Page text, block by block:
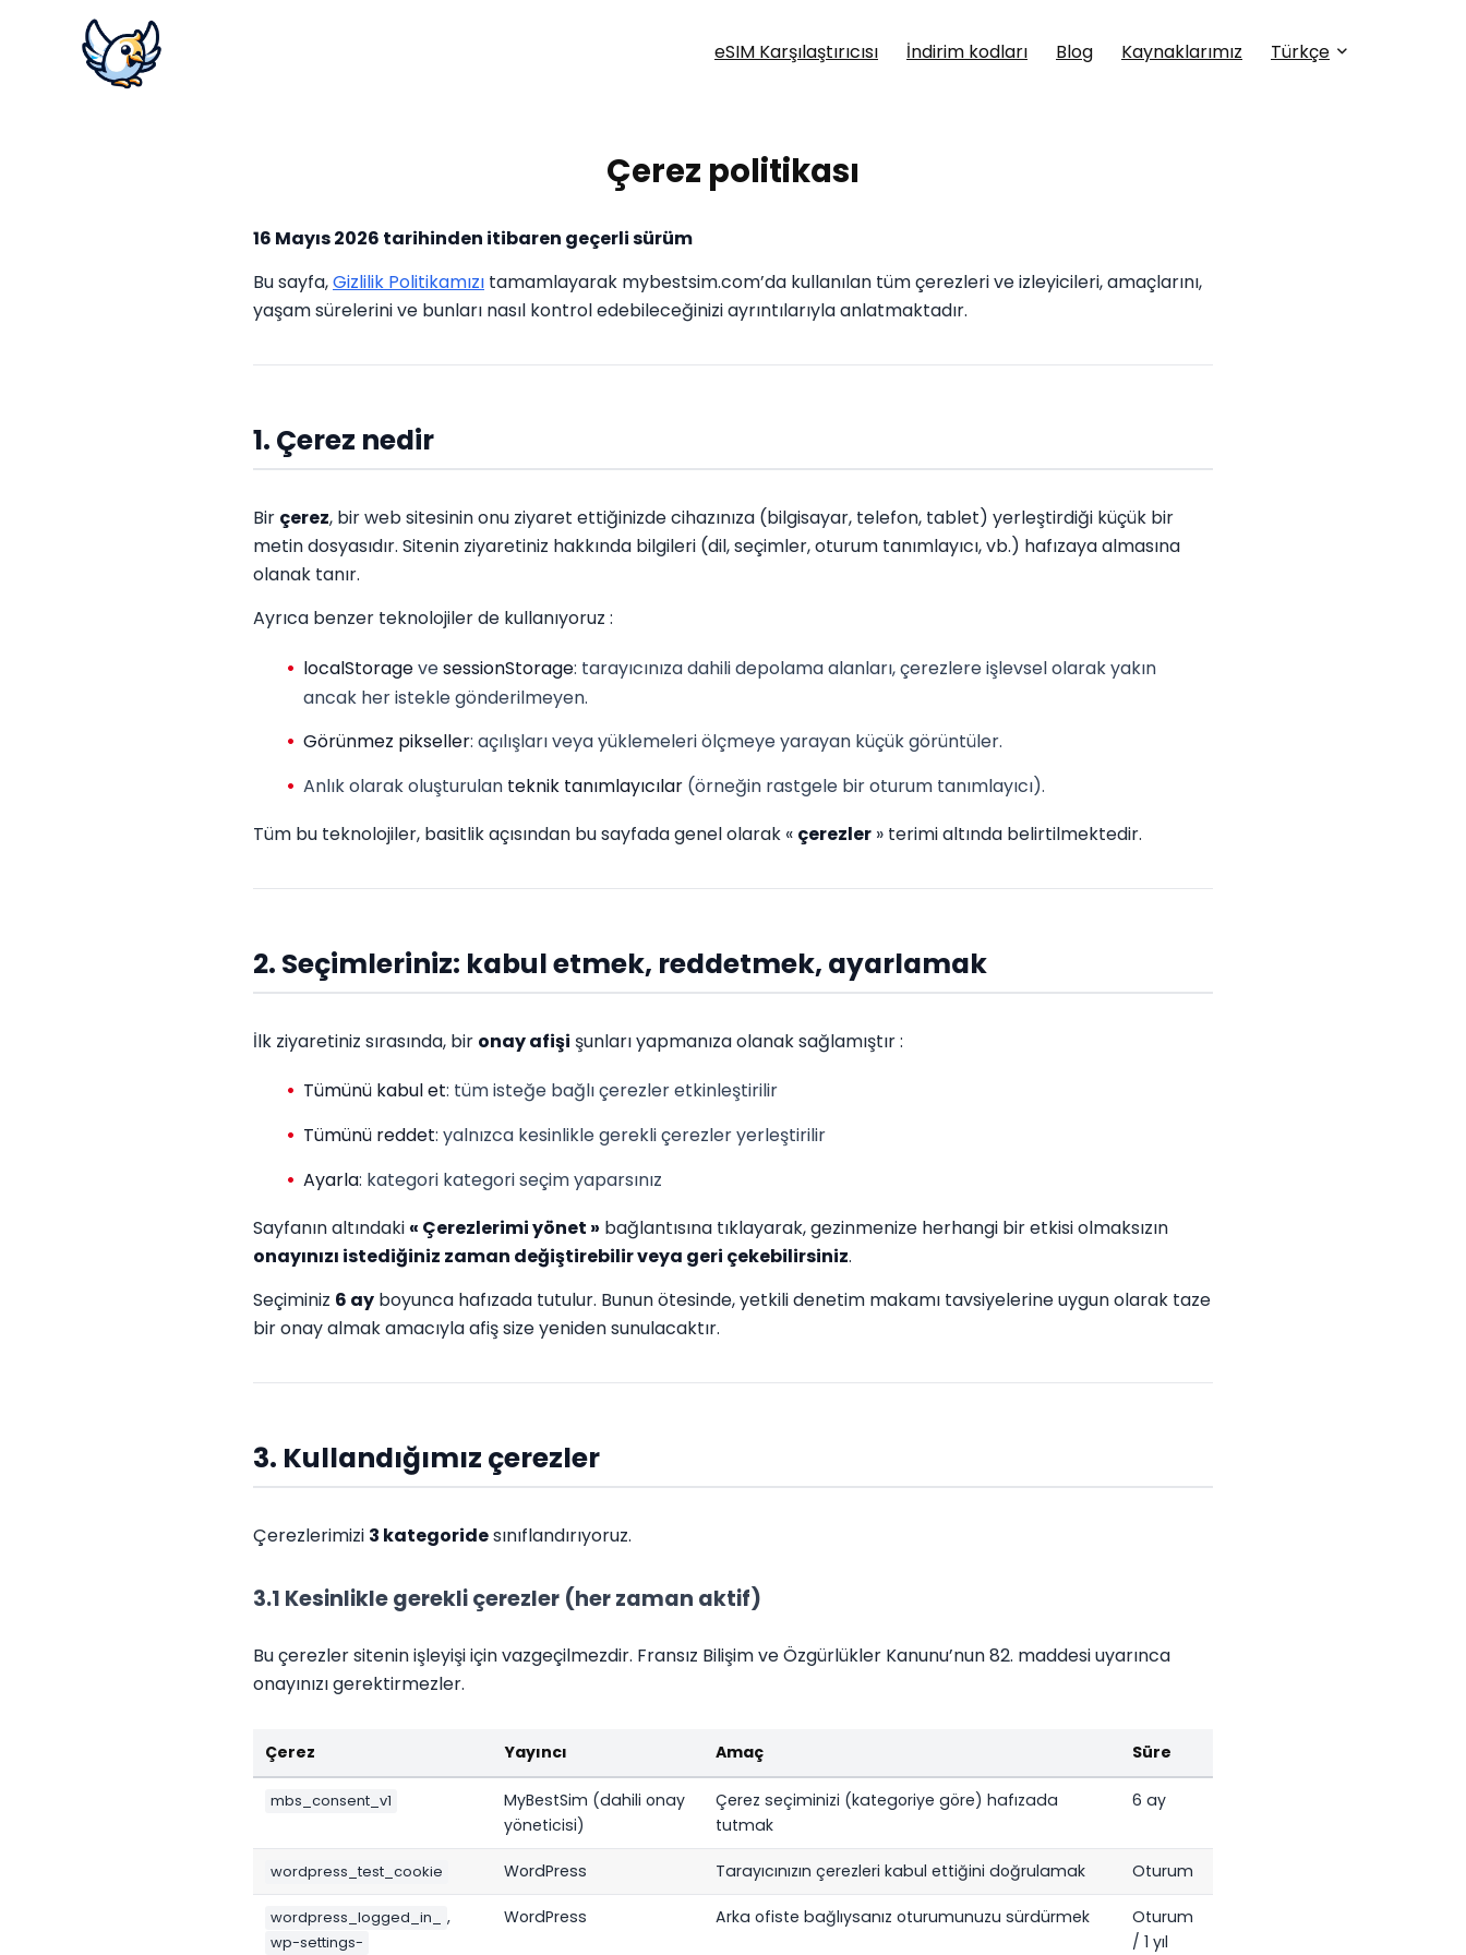
eSIM Karşılaştırıcısı İndirim kodları Blog Kaynaklarımız Türkçe
Çerez politikası
16 Mayıs 2026 tarihinden itibaren geçerli sürüm
Bu sayfa,Gizlilik Politikamızı tamamlayarak mybestsim.com’da kullanılan tüm çerezleri ve izleyicileri, amaçlarını,
yaşam sürelerini ve bunları nasıl kontrol edebileceğinizi ayrıntılarıyla anlatmaktadır.
1. Çerez nedir
Bir çerez, bir web sitesinin onu ziyaret ettiğinizde cihazınıza (bilgisayar, telefon, tablet) yerleştirdiği küçük bir
metin dosyasıdır. Sitenin ziyaretiniz hakkında bilgileri (dil, seçimler, oturum tanımlayıcı, vb.) hafızaya almasına
olanak tanır.
Ayrıca benzer teknolojiler de kullanıyoruz :
localStoragevesessionStorage: tarayıcınıza dahili depolama alanları, çerezlere işlevsel olarak yakın
ancak her istekle gönderilmeyen.
Görünmez pikseller: açılışları veya yüklemeleri ölçmeye yarayan küçük görüntüler.
Anlık olarak oluşturulan teknik tanımlayıcılar (örneğin rastgele bir oturum tanımlayıcı).
Tüm bu teknolojiler, basitlik açısından bu sayfada genel olarak « çerezler » terimi altında belirtilmektedir.
2. Seçimleriniz: kabul etmek, reddetmek, ayarlamak
İlk ziyaretiniz sırasında, bir onay afişi şunları yapmanıza olanak sağlamıştır :
Tümünü kabul et: tüm isteğe bağlı çerezler etkinleştirilir
Tümünü reddet: yalnızca kesinlikle gerekli çerezler yerleştirilir
Ayarla: kategori kategori seçim yaparsınız
Sayfanın altındaki « Çerezlerimi yönet » bağlantısına tıklayarak, gezinmenize herhangi bir etkisi olmaksızın
onayınızı istediğiniz zaman değiştirebilir veya geri çekebilirsiniz.
Seçiminiz 6 ay boyunca hafızada tutulur. Bunun ötesinde, yetkili denetim makamı tavsiyelerine uygun olarak taze
bir onay almak amacıyla afiş size yeniden sunulacaktır.
3. Kullandığımız çerezler
Çerezlerimizi 3 kategoridesınıflandırıyoruz.
3.1 Kesinlikle gerekli çerezler (her zaman aktif)
Bu çerezler sitenin işleyişi için vazgeçilmezdir. Fransız Bilişim ve Özgürlükler Kanunu’nun 82. maddesi uyarınca
onayınızı gerektirmezler.
Çerez Yayıncı Amaç Süre
mbs_consent_v1
MyBestSim (dahili onay
yöneticisi)
Çerez seçiminizi (kategoriye göre) hafızada
tutmak
6 ay
wordpress_test_cookie WordPress Tarayıcınızın çerezleri kabul ettiğini doğrulamak Oturum
wordpress_logged_in_ ,
wp-settings-
WordPress Arka ofiste bağlıysanız oturumunuzu sürdürmek
Oturum
/ 1 yıl